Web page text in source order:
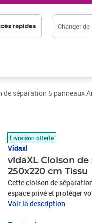
rapides Changer de
de séparation 5 panneaux
Livraison offerte
Vidaxl
vidaXL Cloison
250x220 cm Tissu
Cette cloison de
espace privé et protéger
simple et épuré, et il est
Voir la description
Prix 34,07€